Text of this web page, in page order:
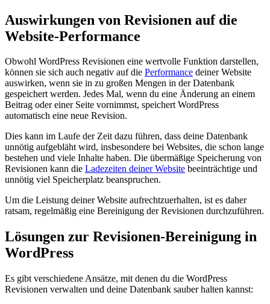
Auswirkungen von Revisionen auf die
Website-Performance
Obwohl WordPress Revisionen eine wertvolle Funktion darstellen,
können sie sich auch negativ auf die Performance deiner Website
auswirken, wenn sie in zu großen Mengen in der Datenbank
gespeichert werden. Jedes Mal, wenn du eine Änderung an einem
Beitrag oder einer Seite vornimmst, speichert WordPress
automatisch eine neue Revision.
Dies kann im Laufe der Zeit dazu führen, dass deine Datenbank
unnötig aufgebläht wird, insbesondere bei Websites, die schon lange
bestehen und viele Inhalte haben. Die übermäßige Speicherung von
Revisionen kann die Ladezeiten deiner Website beeinträchtige und
unnötig viel Speicherplatz beanspruchen.
Um die Leistung deiner Website aufrechtzuerhalten, ist es daher
ratsam, regelmäßig eine Bereinigung der Revisionen durchzuführen.
Lösungen zur Revisionen-Bereinigung in
WordPress
Es gibt verschiedene Ansätze, mit denen du die WordPress
Revisionen verwalten und deine Datenbank sauber halten kannst: